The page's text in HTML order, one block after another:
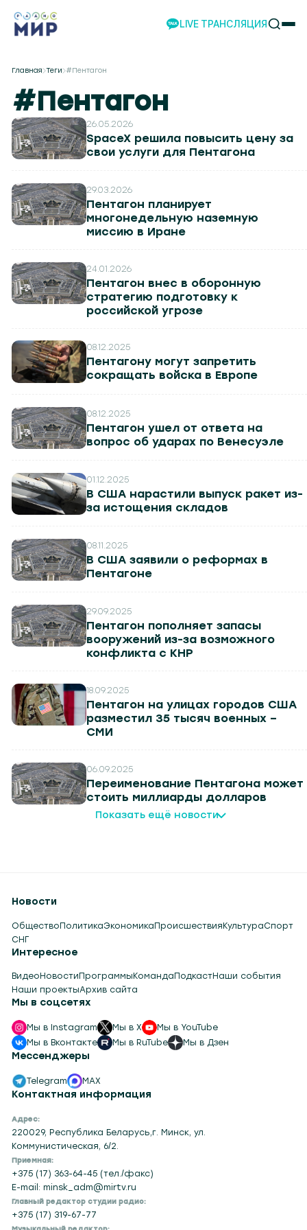
LIVE ТРАНСЛЯЦИЯ
ПРОГРАММЫ
НАШИ СОБЫТИЯ
КОМАНДА
ВИДЕО
ТЕЛЕСТУДИЯ
НАШЕ ПРИЛОЖЕНИЕ
107.8Гомель 101.7 Барановичи 98.4Пинск 103.2Бобруйск 103.6 Солигорск
Главная Теги #Пентагон
#Пентагон
26.05.2026
SpaceX решила повысить цену за
свои услуги для Пентагона
29.03.2026
Пентагон планирует
многонедельную наземную
миссию в Иране
24.01.2026
Пентагон внес в оборонную
стратегию подготовку к
российской угрозе
08.12.2025
Пентагону могут запретить
сокращать войска в Европе
08.12.2025
Пентагон ушел от ответа на
вопрос об ударах по Венесуэле
01.12.2025
В США нарастили выпуск ракет из-
за истощения складов
08.11.2025
В США заявили о реформах в
Пентагоне
29.09.2025
Пентагон пополняет запасы
вооружений из-за возможного
конфликта с КНР
18.09.2025
Пентагон на улицах городов США
разместил 35 тысяч военных –
СМИ
06.09.2025
Переименование Пентагона может
стоить миллиарды долларов
Показать ещё новости
Контактная информация
Адрес:
220029, Республика Беларусь,г. Минск, ул.
Коммунистическая, 6/2.
Приемная:
+375 (17) 363-64-45 (тел./факс)
E-mail: minsk_adm@mirtv.ru
Главный редактор студии радио:
+375 (17) 319-67-77
Новости
ОбществоПолитикаЭкономикаПроисшествияКультураСпорт
СНГ
Интересное
ВидеоНовостиПрограммыКомандаПодкастНаши события
Наши проектыАрхив сайта
Мы в соцсетях
Мы в Instagram Мы в X
Мы в YouTube
Мы в Вконтакте
Мы в RuTube Мы в Дзен
Мессенджеры
Telegram MAX